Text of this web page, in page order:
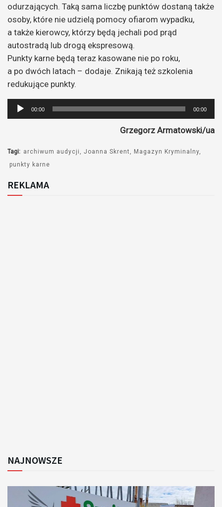
odurzających. Taką sama liczbę punktów dostaną także
osoby, które nie udzielą pomocy ofiarom wypadku,
a także kierowcy, którzy będą jechali pod prąd
autostradą lub drogą ekspresową.
Punkty karne będą teraz kasowane nie po roku,
a po dwóch latach – dodaje. Znikają też szkolenia
redukujące punkty.
Odtwarzacz
plików
00:00 00:00
Grzegorz Armatowski/ua
Tagi: archiwum audycji Joanna Skrent
Magazyn Kryminalny
punkty karne
REKLAMA
NAJNOWSZE